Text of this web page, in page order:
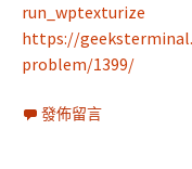
run_wptexturize
https://
problem/1399/
發佈留言